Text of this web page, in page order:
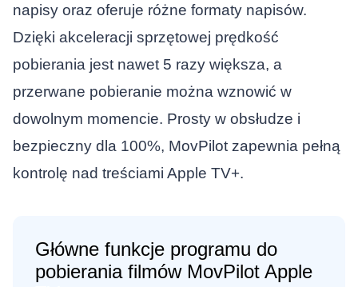
napisy oraz oferuje różne formaty napisów.
Dzięki akceleracji sprzętowej prędkość
pobierania jest nawet 5 razy większa, a
przerwane pobieranie można wznowić w
dowolnym momencie. Prosty w obsłudze i
bezpieczny dla 100%, MovPilot zapewnia pełną
kontrolę nad treściami Apple TV+.
Główne funkcje programu do
pobierania filmów MovPilot Apple